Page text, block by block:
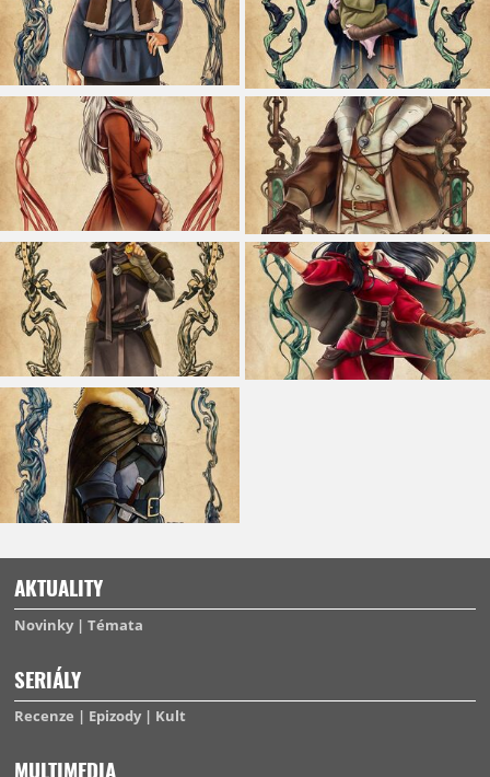
AKTUALITY
Novinky Témata
SERIÁLY
Recenze Epizody Kult
MULTIMEDIA